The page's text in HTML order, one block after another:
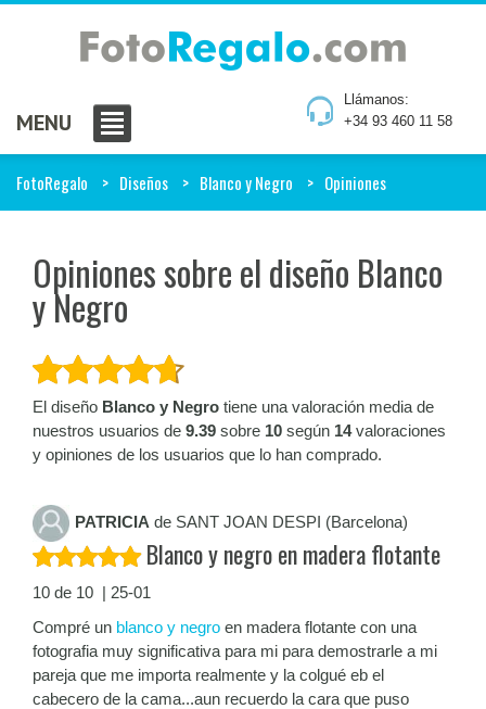
Llámanos:
+34 93 460 11 58
MENU
FotoRegalo Diseños Blanco y Negro Opiniones
Opiniones sobre el diseño Blanco
y Negro
El diseño Blanco y Negro tiene una valoración media de
nuestros usuarios de 9.39 sobre 10 según 14valoraciones
y opiniones de los usuarios que lo han comprado.
PATRICIA de SANT JOAN DESPI (Barcelona)
Blanco y negro en madera flotante
10 de 10 | 25-01
Compré un blanco y negro en madera flotante con una
fotografia muy significativa para mi para demostrarle a mi
pareja que me importa realmente y la colgué eb el
cabecero de la cama...aun recuerdo la cara que puso